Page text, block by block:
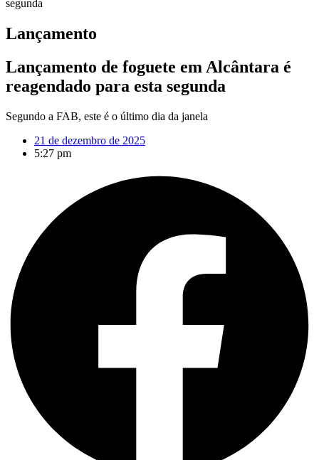
segunda
Lançamento
Lançamento de foguete em Alcântara é
reagendado para esta segunda
Segundo a FAB, este é o último dia da janela
21 de dezembro de 2025
5:27 pm